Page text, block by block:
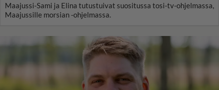
Maajussi-Sami ja Elina tutustuivat suositussa tosi-tv-ohjelmassa,
Maajussille morsian -ohjelmassa.